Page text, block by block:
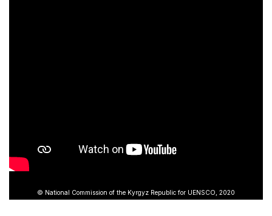
© National Commission of the Kyrgyz Republic for UENSCO, 2020